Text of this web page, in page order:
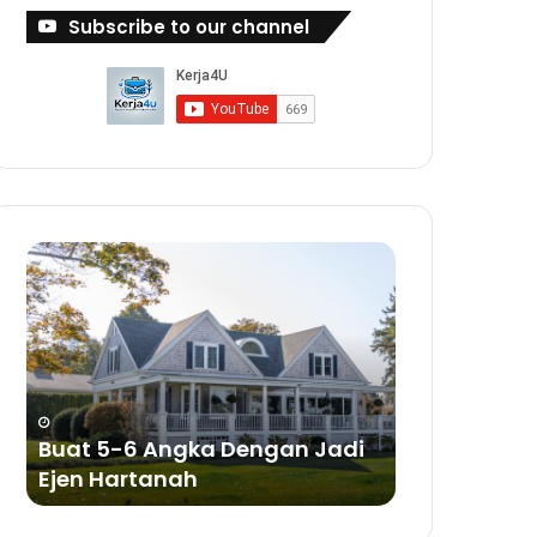
Subscribe to our channel
Buat
5-
6
Angka
Dengan
Jadi
Ejen
Hartanah
Buat 5-6 Angka Dengan Jadi
Ejen Hartanah
Buat
Dengan
Bisnes
Sabun